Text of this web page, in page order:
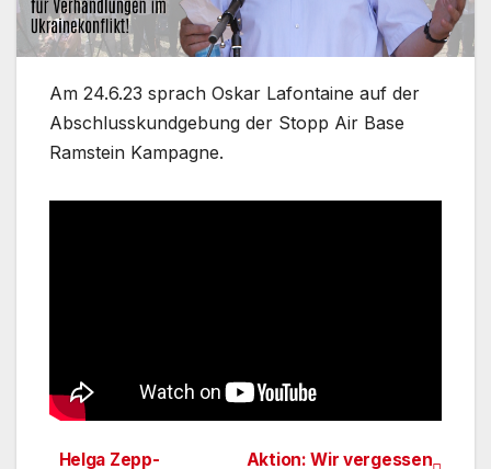
Am 24.6.23 sprach Oskar Lafontaine auf der
Abschlusskundgebung der Stopp Air Base
Ramstein Kampagne.
Aktion: Wir vergessen
Helga Zepp-